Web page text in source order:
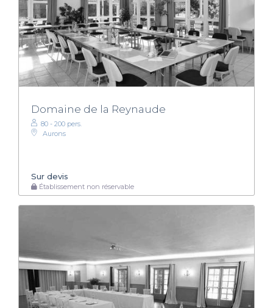
Domaine de la Reynaude
80 - 200 pers.
Aurons
Sur devis
Établissement non réservable